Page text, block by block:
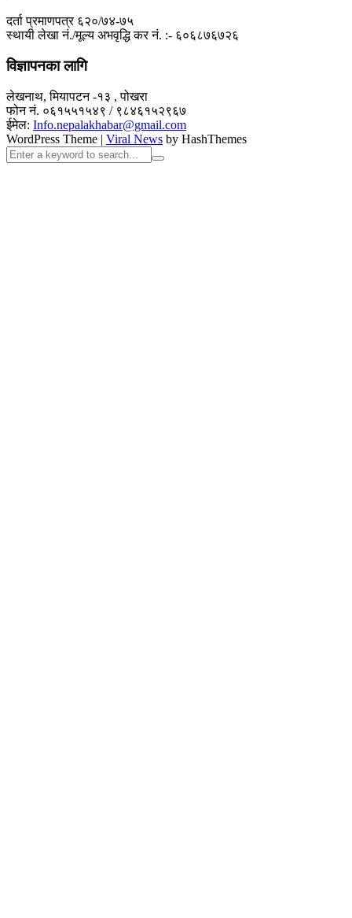
दर्ता प्रमाणपत्र ६२०/७४-७५
स्थायी लेखा नं./मूल्य अभवृद्धि कर नं. :- ६०६८७६७२६
विज्ञापनका लागि
लेखनाथ, मियापटन -१३ , पोखरा
फोन नं. ०६१५५१५४९ / ९८४६१५२९६७
ईमेल: Info.nepalakhabar@gmail.com
WordPress Theme | Viral News by HashThemes